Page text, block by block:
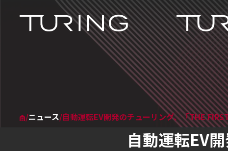
ホーム
チューリング株式会社
/ニュース/自動運転EV開発のチューリング、「THE
自動運転EV